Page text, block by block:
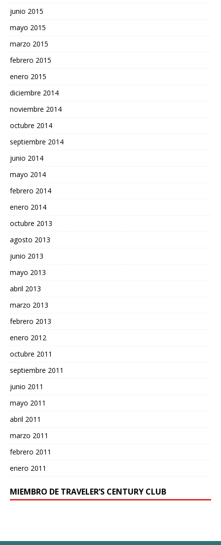
junio 2015
mayo 2015
marzo 2015
febrero 2015
enero 2015
diciembre 2014
noviembre 2014
octubre 2014
septiembre 2014
junio 2014
mayo 2014
febrero 2014
enero 2014
octubre 2013
agosto 2013
junio 2013
mayo 2013
abril 2013
marzo 2013
febrero 2013
enero 2012
octubre 2011
septiembre 2011
junio 2011
mayo 2011
abril 2011
marzo 2011
febrero 2011
enero 2011
MIEMBRO DE TRAVELER’S CENTURY CLUB